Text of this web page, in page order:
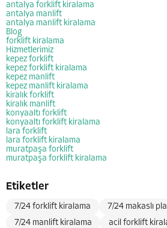
antalya forklift kiralama
antalya manlift
antalya manlift kiralama
Blog
forklift kiralama
Hizmetlerimiz
kepez forklift
kepez forklift kiralama
kepez manlift
kepez manlift kiralama
kiralık forklift
kiralık manlift
konyaaltı forklift
konyaaltı forklift kiralama
lara forklift
lara forklift kiralama
muratpaşa forklift
muratpaşa forklift kiralama
Etiketler
7/24 forklift kiralama
7/24 makaslı
7/24 manlift kiralama
acil forklift